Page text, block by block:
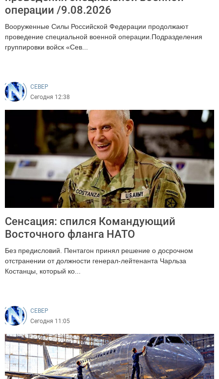
операции /9.08.2026
Вооруженные Силы Российской Федерации продолжают
проведение специальной военной операции.Подразделения
группировки войск «Сев...
CEВЕР
Сегодня 12:38
Сенсация: спился Командующий
Восточного фланга НАТО
Без предисловий. Пентагон принял решение о досрочном
отстранении от должности генерал-лейтенанта Чарльза
Костанцы, который ко...
CEВЕР
Сегодня 11:05